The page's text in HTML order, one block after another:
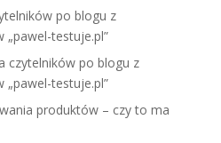
po blogu z
testuje.pl”
czytelników po blogu z
testuje.pl”
produktów – czy to ma